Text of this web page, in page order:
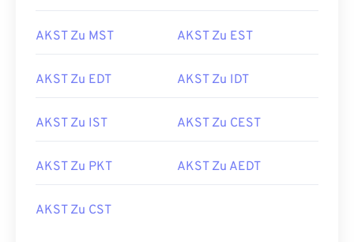
AKST Zu MST AKST Zu EST
AKST Zu EDT AKST Zu IDT
AKST Zu IST AKST Zu CEST
AKST Zu PKT AKST Zu AEDT
AKST Zu CST